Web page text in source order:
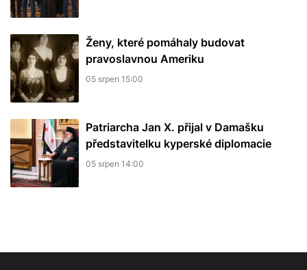
Ženy, které pomáhaly budovat
pravoslavnou Ameriku
05 srpen 15:00
Patriarcha Jan X. přijal v Damašku
představitelku kyperské diplomacie
05 srpen 14:00